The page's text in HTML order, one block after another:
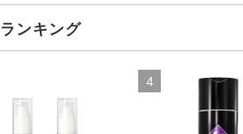
ランキング
4